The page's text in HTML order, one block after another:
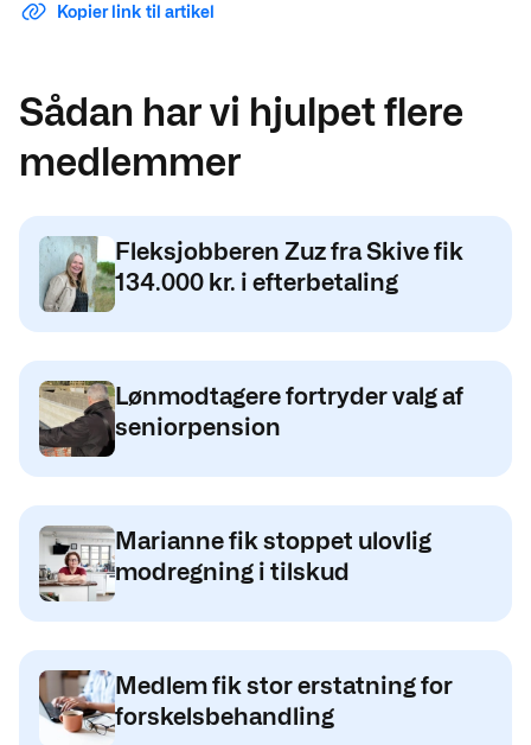
Kopier link til artikel
Sådan har vi hjulpet flere
medlemmer
Fleksjobberen Zuz fra Skive fik
134.000 kr. i efterbetaling
Lønmodtagere fortryder valg af
seniorpension
Marianne fik stoppet ulovlig
modregning i tilskud
Medlem fik stor erstatning for
forskelsbehandling